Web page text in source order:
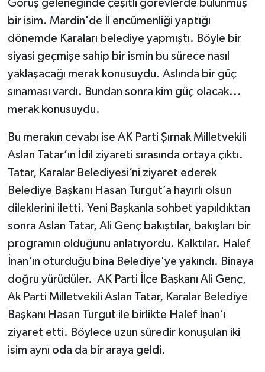
Görüş geleneğinde çeşitli görevlerde bulunmuş
bir isim. Mardin'de İl encümenliği yaptığı
dönemde Karaları belediye yapmıştı. Böyle bir
siyasi geçmişe sahip bir ismin bu sürece nasıl
yaklaşacağı merak konusuydu. Aslında bir güç
sınaması vardı. Bundan sonra kim güç olacak...
merak konusuydu.
Bu merakın cevabı ise AK Parti Şırnak Milletvekili
Aslan Tatar’ın İdil ziyareti sırasında ortaya çıktı.
Tatar, Karalar Belediyesi’ni ziyaret ederek
Belediye Başkanı Hasan Turgut’a hayırlı olsun
dileklerini iletti. Yeni Başkanla sohbet yapıldıktan
sonra Aslan Tatar, Ali Genç bakıştılar, bakışları bir
programın olduğunu anlatıyordu. Kalktılar. Halef
İnan'ın oturduğu bina Belediye'ye yakındı. Binaya
doğru yürüdüler. AK Parti İlçe Başkanı Ali Genç,
Ak Parti Milletvekili Aslan Tatar, Karalar Belediye
Başkanı Hasan Turgut ile birlikte Halef İnan’ı
ziyaret etti. Böylece uzun süredir konuşulan iki
isim aynı oda da bir araya geldi.